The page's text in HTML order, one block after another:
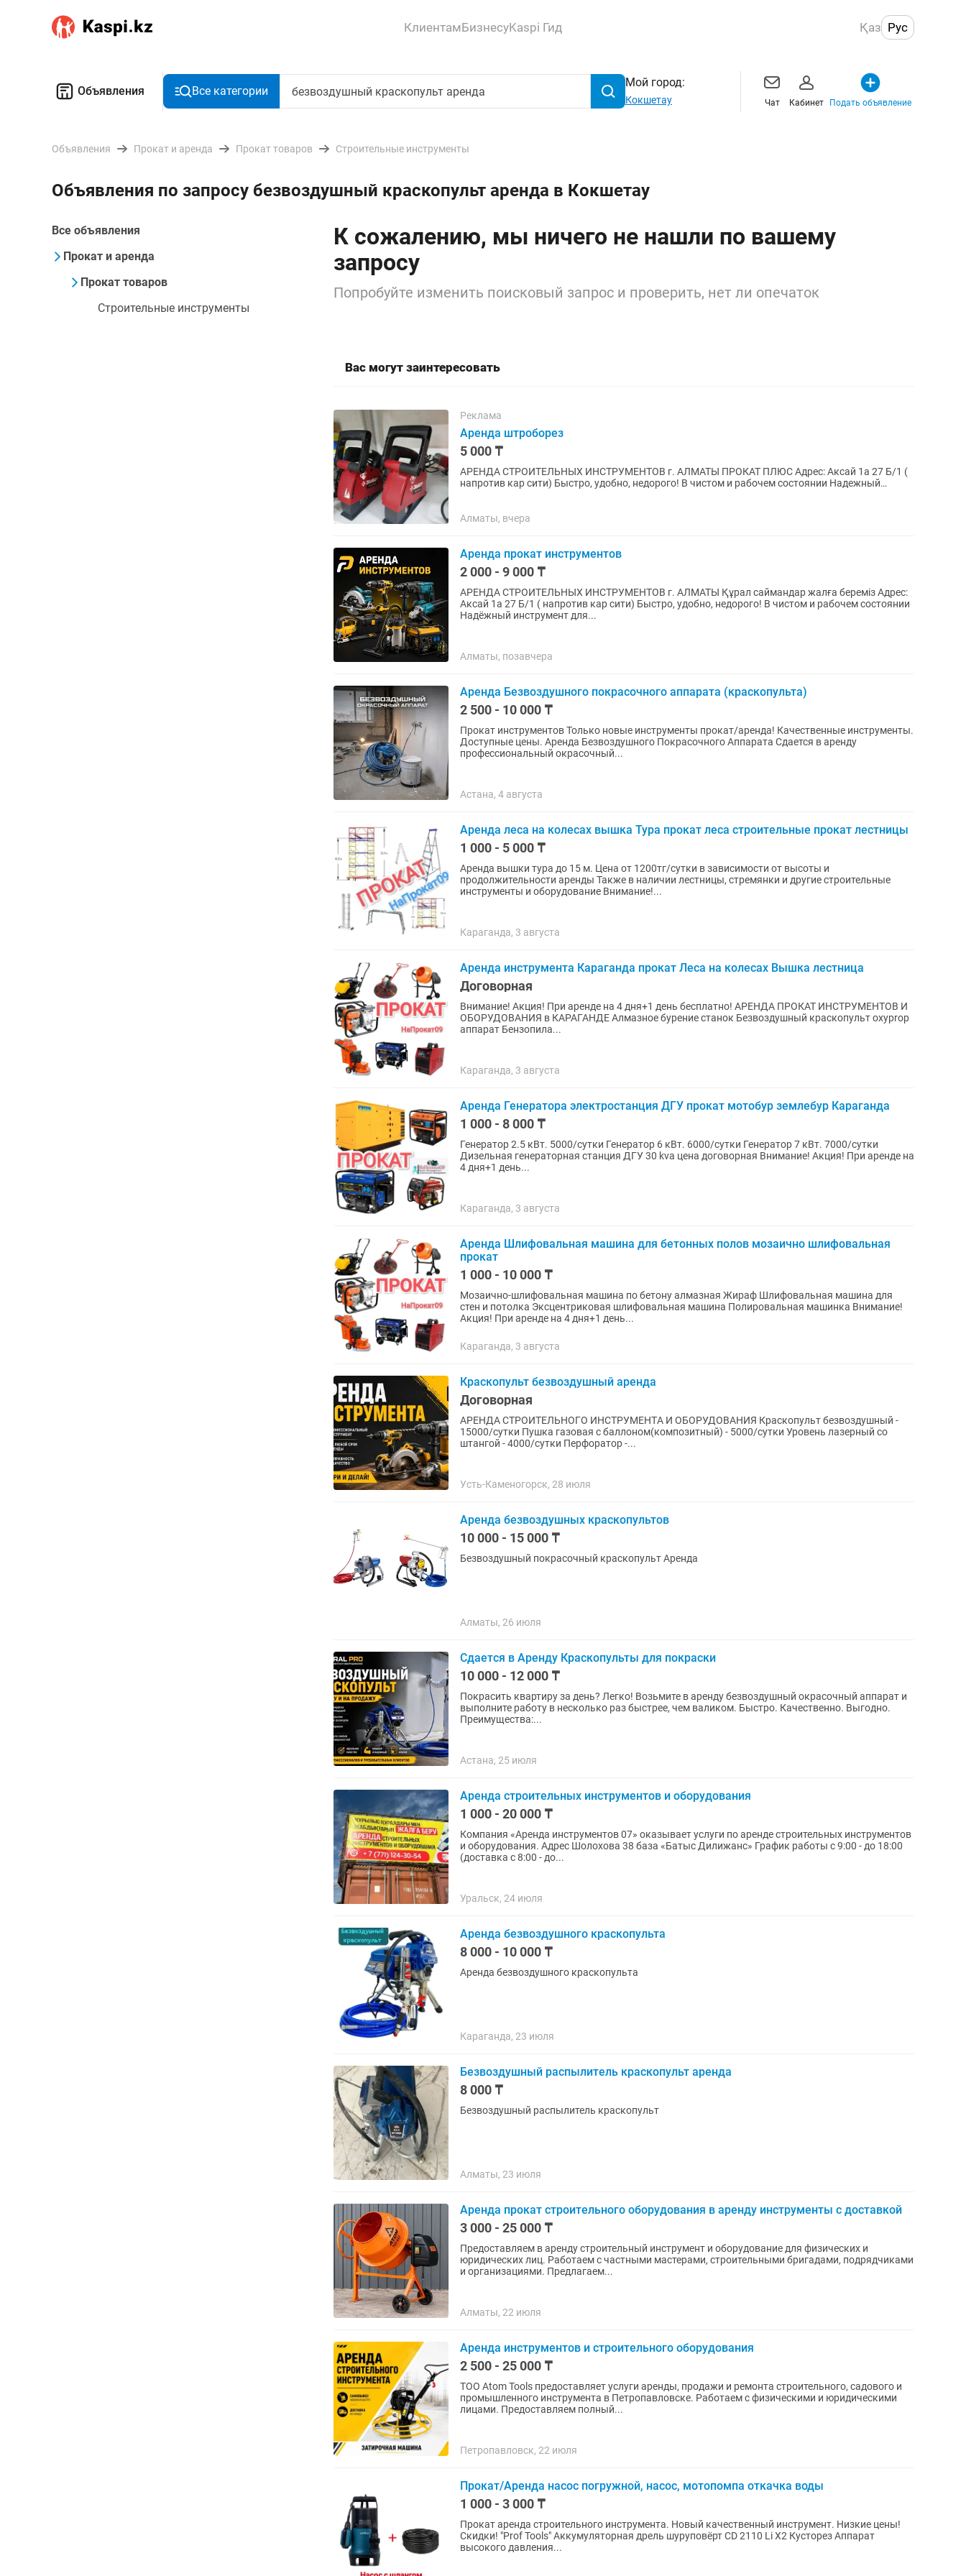
КлиентамБизнесуKaspi Гид Қаз Рус
Объявления Все категории
Мой город:
Кокшетау Чат Кабинет Подать объявление
Объявления Прокат и аренда Прокат товаров Строительные инструменты
Объявления по запросу безвоздушный краскопульт аренда в Кокшетау
Все объявления
Прокат и аренда
Прокат товаров
Строительные инструменты
К сожалению, мы ничего не нашли по вашему
запросу
Попробуйте изменить поисковый запрос и проверить, нет ли опечаток
Вас могут заинтересовать
Реклама
Аренда штроборез
5 000 ₸
АРЕНДА СТРОИТЕЛЬНЫХ ИНСТРУМЕНТОВ г. АЛМАТЫ ПРОКАТ ПЛЮС Адрес: Аксай 1а 27 Б/1 (
напротив кар сити) Быстро, удобно, недорого! В чистом и рабочем состоянии Надежный
Алматы, вчера
Аренда прокат инструментов
2 000 - 9 000 ₸
АРЕНДА СТРОИТЕЛЬНЫХ ИНСТРУМЕНТОВ г. АЛМАТЫ Құрал саймандар жалға береміз Адрес:
Аксай 1а 27 Б/1 ( напротив кар сити) Быстро, удобно, недорого! В чистом и рабочем состоянии
Надёжный инструмент для...
Алматы, позавчера
Аренда Безвоздушного покрасочного аппарата (краскопульта)
2 500 - 10 000 ₸
Прокат инструментов Только новые инструменты прокат/аренда! Качественные инструменты.
Доступные цены. Аренда Безвоздушного Покрасочного Аппарата Сдается в аренду
профессиональный окрасочный...
Астана, 4 августа
Аренда леса на колесах вышка Тура прокат леса строительные прокат лестницы
1 000 - 5 000 ₸
Аренда вышки тура до 15 м. Цена от 1200тг/сутки в зависимости от высоты и
продолжительности аренды Также в наличии лестницы, стремянки и другие строительные
инструменты и оборудование Внимание!...
Караганда, 3 августа
Аренда инструмента Караганда прокат Леса на колесах Вышка лестница
Договорная
Внимание! Акция! При аренде на 4 дня+1 день бесплатно! АРЕНДА ПРОКАТ ИНСТРУМЕНТОВ И
ОБОРУДОВАНИЯ в КАРАГАНДЕ Алмазное бурение станок Безвоздушный краскопульт oxyprop
аппарат Бензопила...
Караганда, 3 августа
Аренда Генератора электростанция ДГУ прокат мотобур землебур Караганда
1 000 - 8 000 ₸
Генератор 2.5 кВт. 5000/сутки Генератор 6 кВт. 6000/сутки Генератор 7 кВт. 7000/сутки
Дизельная генераторная станция ДГУ 30 kva цена договорная Внимание! Акция! При аренде на
4 дня+1 день...
Караганда, 3 августа
Аренда Шлифовальная машина для бетонных полов мозаично шлифовальная
прокат
1 000 - 10 000 ₸
Мозаично-шлифовальная машина по бетону алмазная Жираф Шлифовальная машина для
стен и потолка Эксцентриковая шлифовальная машина Полировальная машинка Внимание!
Акция! При аренде на 4 дня+1 день...
Караганда, 3 августа
Краскопульт безвоздушный аренда
Договорная
АРЕHДA CTРОИТЕЛЬНOГО ИHСТPУMEHТA И ОБOPУДOBAНИЯ Краскопульт безвоздушный -
15000/сутки Пушка газовая с баллоном(композитный) - 5000/сутки Уровень лазерный со
штангой - 4000/сутки Перфоратор -...
Усть-Каменогорск, 28 июля
Аренда безвоздушных краскопультов
10 000 - 15 000 ₸
Безвоздушный покрасочный краскопульт Аренда
Алматы, 26 июля
Сдается в Аренду Краскопульты для покраски
10 000 - 12 000 ₸
Покрасить квартиру за день? Легко! Возьмите в аренду безвоздушный окрасочный аппарат и
выполните работу в несколько раз быстрее, чем валиком. Быстро. Качественно. Выгодно.
Преимущества:...
Астана, 25 июля
Аренда строительных инструментов и оборудования
1 000 - 20 000 ₸
Компания «Аренда инструментов 07» оказывает услуги по аренде строительных инструментов
и оборудования. Адрес Шолохова 38 база «Батыс Дилижанс» График работы с 9:00 - до 18:00
(доставка с 8:00 - до...
Уральск, 24 июля
Аренда безвоздушного краскопульта
8 000 - 10 000 ₸
Аренда безвоздушного краскопульта
Караганда, 23 июля
Безвоздушный распылитель краскопульт аренда
8 000 ₸
Безвоздушный распылитель краскопульт
Алматы, 23 июля
Аренда прокат строительного оборудования в аренду инструменты с доставкой
3 000 - 25 000 ₸
Предоставляем в аренду строительный инструмент и оборудование для физических и
юридических лиц. Работаем с частными мастерами, строительными бригадами, подрядчиками
и организациями. Предлагаем...
Алматы, 22 июля
Аренда инструментов и строительного оборудования
2 500 - 25 000 ₸
ТОО Atom Tools предоставляет услуги аренды, продажи и ремонта строительного, садового и
промышленного инструмента в Петропавловске. Работаем с физическими и юридическими
лицами. Предоставляем полный...
Петропавловск, 22 июля
Прокат/Аренда насос погружной, насос, мотопомпа откачка воды
1 000 - 3 000 ₸
Прокат аренда строительного инструмента. Новый качественный инструмент. Низкие цены!
Скидки! "Prof Tools" Аккумуляторная дрель шуруповёрт CD 2110 Li X2 Кусторез Аппарат
высокого давления...